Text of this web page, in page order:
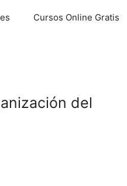
Cursos Online Gratis
del